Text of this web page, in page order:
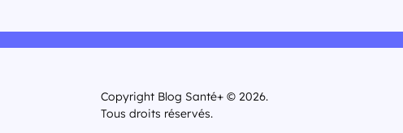
Copyright Blog Santé+ © 2026.
Tous droits réservés.